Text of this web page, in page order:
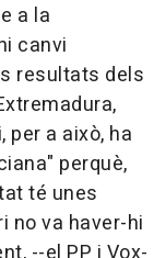
a la
canvi
resultats dels
per a això, ha
perquè,
té unes
no va haver-hi